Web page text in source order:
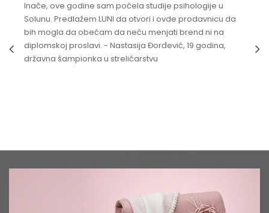
Inače, ove godine sam počela studije psihologije u
Solunu. Predlažem LUNI da otvori i ovde prodavnicu da
bih mogla da obećam da neću menjati brend ni na
diplomskoj proslavi. - Nastasija Đorđević, 19 godina,
državna šampionka u streličarstvu